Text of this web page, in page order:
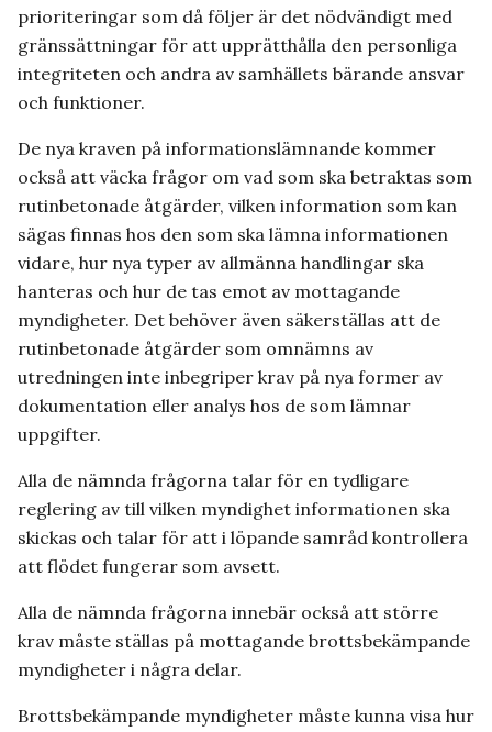
prioriteringar som då följer är det nödvändigt med
gränssättningar för att upprätthålla den personliga
integriteten och andra av samhällets bärande ansvar
och funktioner.
De nya kraven på informationslämnande kommer
också att väcka frågor om vad som ska betraktas som
rutinbetonade åtgärder, vilken information som kan
sägas finnas hos den som ska lämna informationen
vidare, hur nya typer av allmänna handlingar ska
hanteras och hur de tas emot av mottagande
myndigheter. Det behöver även säkerställas att de
rutinbetonade åtgärder som omnämns av
utredningen inte inbegriper krav på nya former av
dokumentation eller analys hos de som lämnar
uppgifter.
Alla de nämnda frågorna talar för en tydligare
reglering av till vilken myndighet informationen ska
skickas och talar för att i löpande samråd kontrollera
att flödet fungerar som avsett.
Alla de nämnda frågorna innebär också att större
krav måste ställas på mottagande brottsbekämpande
myndigheter i några delar.
Brottsbekämpande myndigheter måste kunna visa hur